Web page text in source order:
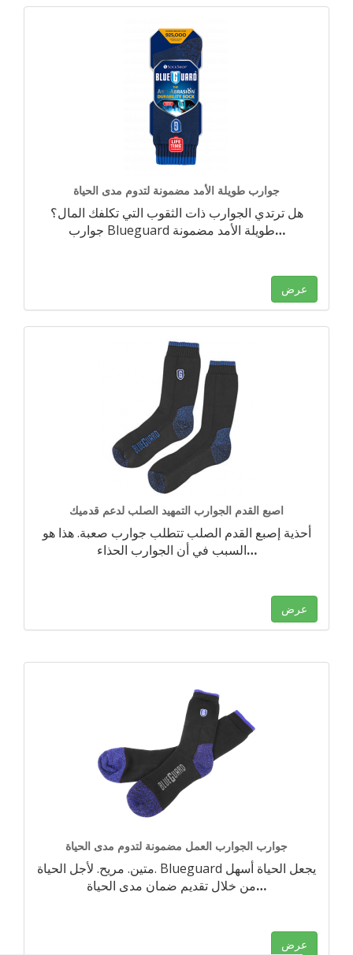
جوارب طويلة الأمد مضمونة لتدوم مدى الحياة
هل ترتدي الجوارب ذات الثقوب التي تكلفك المال؟
جوارب Blueguard طويلة الأمد مضمونة…
عرض
اصبع القدم الجوارب التمهيد الصلب لدعم قدميك
أحذية إصبع القدم الصلب تتطلب جوارب صعبة. هذا هو
السبب في أن الجوارب الحذاء…
عرض
جوارب الجوارب العمل مضمونة لتدوم مدى الحياة
متين. مريح. لأجل الحياة. Blueguard يجعل الحياة أسهل
من خلال تقديم ضمان مدى الحياة…
عرض